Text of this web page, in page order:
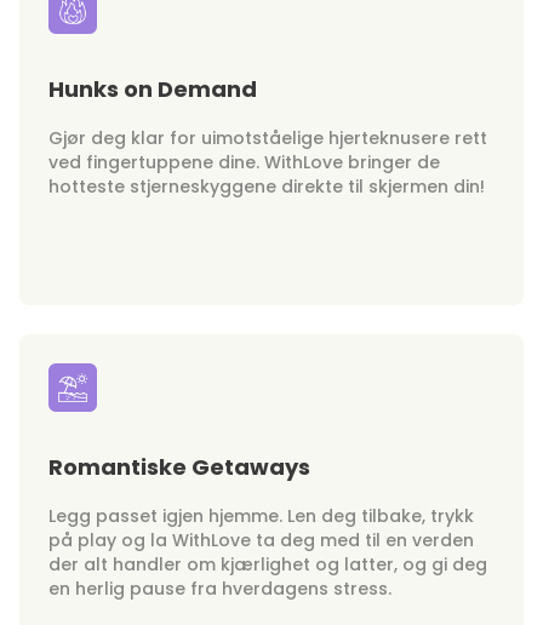
Hunks on Demand
Gjør deg klar for uimotståelige hjerteknusere rett
ved fingertuppene dine. WithLove bringer de
hotteste stjerneskyggene direkte til skjermen din!
Romantiske Getaways
Legg passet igjen hjemme. Len deg tilbake, trykk
på play og la WithLove ta deg med til en verden
der alt handler om kjærlighet og latter, og gi deg
en herlig pause fra hverdagens stress.